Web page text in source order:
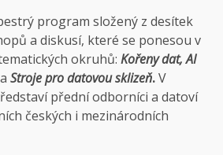
program složený z desítek
a diskusí, které se ponesou v
okruhů: Kořeny dat, AI
a Stroje pro datovou sklizeň.V
přední odborníci a datoví
českých i mezinárodních